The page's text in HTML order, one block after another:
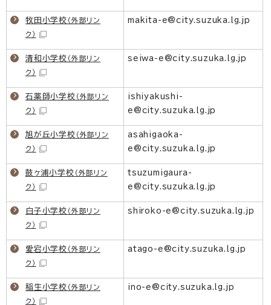
牧田小学校 （外部リン
ク）
makita-e@city.suzuka.lg.jp
清和小学校 （外部リン
ク）
seiwa-e@city.suzuka.lg.jp
石薬師小学校 （外部リン
ク）
ishiyakushi-
e@city.suzuka.lg.jp
旭が丘小学校 （外部リン
ク）
asahigaoka-
e@city.suzuka.lg.jp
鼓ヶ浦小学校 （外部リン
ク）
tsuzumigaura-
e@city.suzuka.lg.jp
白子小学校 （外部リン
ク）
shiroko-e@city.suzuka.lg.jp
愛宕小学校 （外部リン
ク）
atago-e@city.suzuka.lg.jp
稲生小学校 （外部リン
ク）
ino-e@city.suzuka.lg.jp